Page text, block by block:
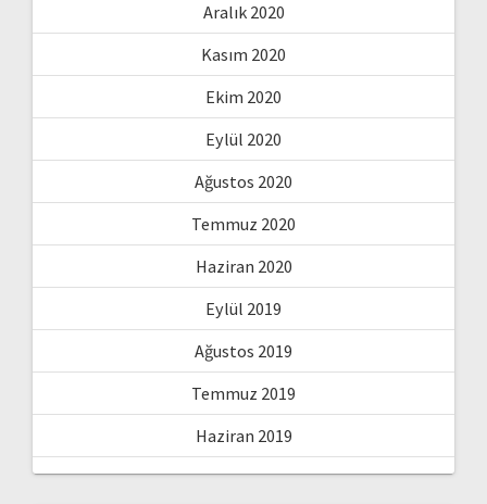
Aralık 2020
Kasım 2020
Ekim 2020
Eylül 2020
Ağustos 2020
Temmuz 2020
Haziran 2020
Eylül 2019
Ağustos 2019
Temmuz 2019
Haziran 2019